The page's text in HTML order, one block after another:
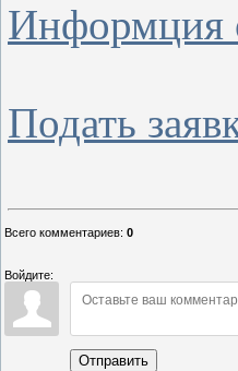
Информция
Подать
Всего комментариев: 0
Войдите:
Отправить